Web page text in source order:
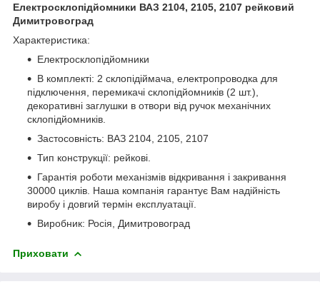
Електросклопідйомники ВАЗ 2104, 2105, 2107 рейковий
Димитровоград
Характеристика:
Електросклопідйомники
В комплекті: 2 склопідіймача, електропроводка для
підключення, перемикачі склопідйомників (2 шт.),
декоративні заглушки в отвори від ручок механічних
склопідйомників.
Застосовність: ВАЗ 2104, 2105, 2107
Тип конструкції: рейкові.
Гарантія роботи механізмів відкривання і закривання
30000 циклів. Наша компанія гарантує Вам надійність
виробу і довгий термін експлуатації.
Виробник: Росія, Димитровоград
Приховати